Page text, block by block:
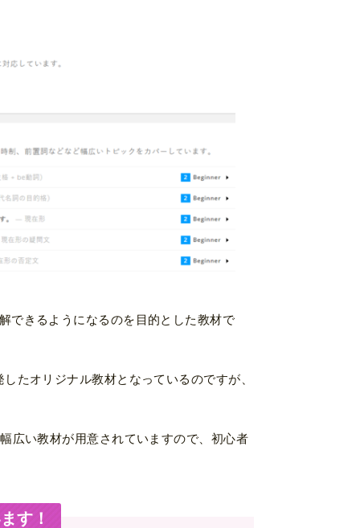
できるようになるのを目的とした教材で
たオリジナル教材となっているのですが、
広い教材が用意されていますので、初心者
す！